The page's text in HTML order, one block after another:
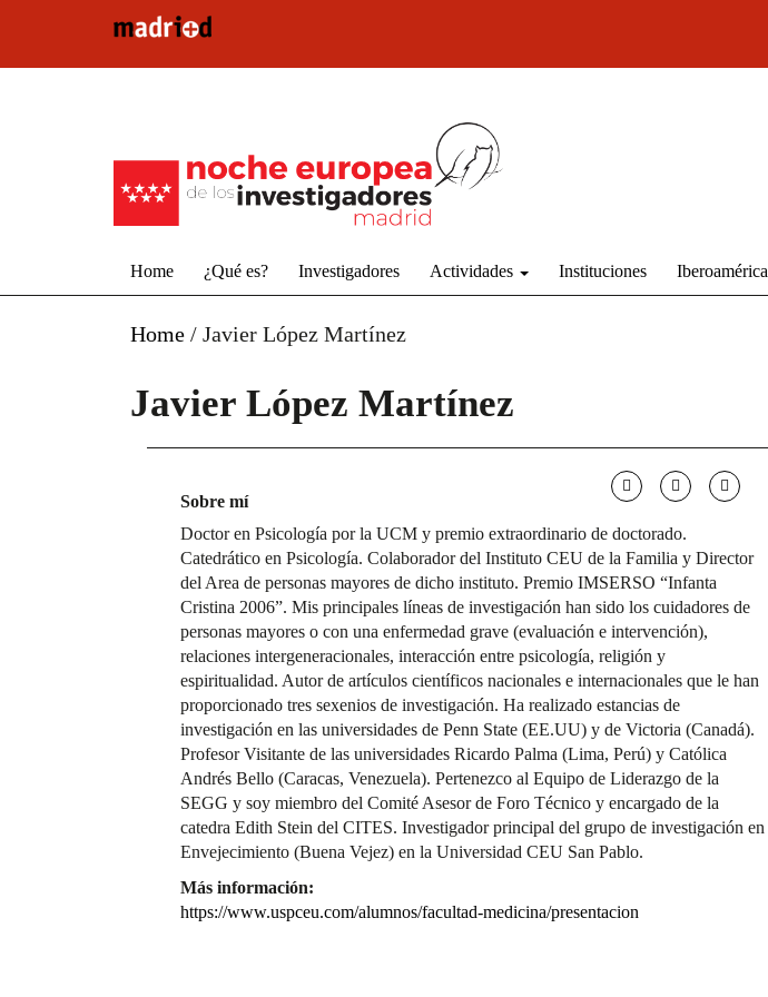
Home ¿Qué es? Investigadores Actividades Instituciones Iberoamérica
Home / Javier López Martínez
Javier López Martínez
Sobre mí
Doctor en Psicología por la UCM y premio extraordinario de doctorado.
Catedrático en Psicología. Colaborador del Instituto CEU de la Familia y Director
del Area de personas mayores de dicho instituto. Premio IMSERSO “Infanta
Cristina 2006”. Mis principales líneas de investigación han sido los cuidadores de
personas mayores o con una enfermedad grave (evaluación e intervención),
relaciones intergeneracionales, interacción entre psicología, religión y
espiritualidad. Autor de artículos científicos nacionales e internacionales que le han
proporcionado tres sexenios de investigación. Ha realizado estancias de
investigación en las universidades de Penn State (EE.UU) y de Victoria (Canadá).
Profesor Visitante de las universidades Ricardo Palma (Lima, Perú) y Católica
Andrés Bello (Caracas, Venezuela). Pertenezco al Equipo de Liderazgo de la
SEGG y soy miembro del Comité Asesor de Foro Técnico y encargado de la
catedra Edith Stein del CITES. Investigador principal del grupo de investigación en
Envejecimiento (Buena Vejez) en la Universidad CEU San Pablo.
Más información:
https://www.uspceu.com/alumnos/facultad-medicina/presentacion